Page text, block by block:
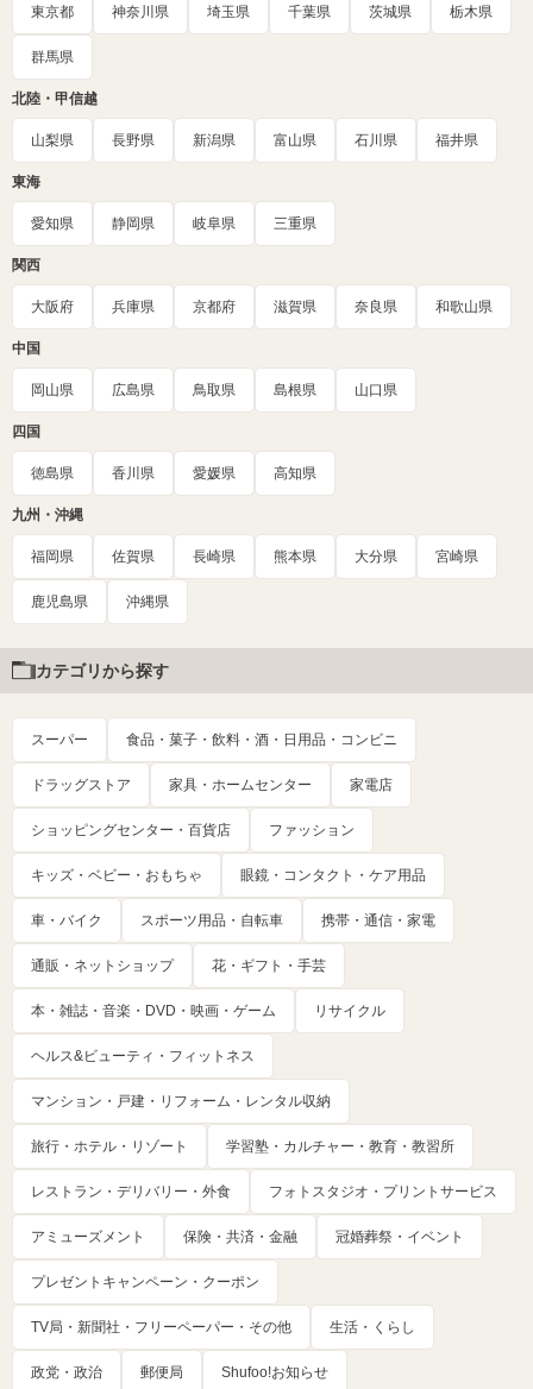
東京都 神奈川県 埼玉県 千葉県 茨城県 栃木県
群馬県
北陸・甲信越
山梨県 長野県 新潟県 富山県 石川県 福井県
東海
愛知県 静岡県 岐阜県 三重県
関西
大阪府 兵庫県 京都府 滋賀県 奈良県 和歌山県
中国
岡山県 広島県 鳥取県 島根県 山口県
四国
徳島県 香川県 愛媛県 高知県
九州・沖縄
福岡県 佐賀県 長崎県 熊本県 大分県 宮崎県
鹿児島県 沖縄県
カテゴリから探す
スーパー 食品・菓子・飲料・酒・日用品・コンビニ
ドラッグストア 家具・ホームセンター 家電店
ショッピングセンター・百貨店 ファッション
キッズ・ベビー・おもちゃ 眼鏡・コンタクト・ケア用品
車・バイク スポーツ用品・自転車 携帯・通信・家電
通販・ネットショップ 花・ギフト・手芸
本・雑誌・音楽・DVD・映画・ゲーム リサイクル
ヘルス&ビューティ・フィットネス
マンション・戸建・リフォーム・レンタル収納
旅行・ホテル・リゾート 学習塾・カルチャー・教育・教習所
レストラン・デリバリー・外食 フォトスタジオ・プリントサービス
アミューズメント 保険・共済・金融 冠婚葬祭・イベント
プレゼントキャンペーン・クーポン
TV局・新聞社・フリーペーパー・その他 生活・くらし
政党・政治 郵便局 Shufoo!お知らせ